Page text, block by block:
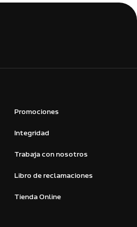
Promociones
Integridad
Trabaja con nosotros
Libro de reclamaciones
Tienda Online